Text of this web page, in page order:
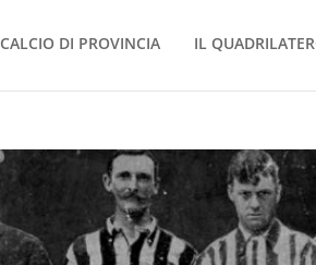
CALCIO DI PROVINCIA IL